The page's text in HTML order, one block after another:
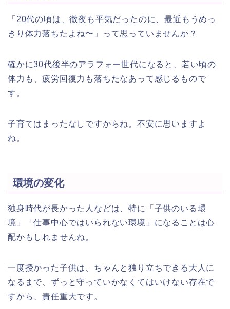
「20代の頃は、徹夜も平気だったのに、最近もうめっ
きり体力落ちたよね〜」って思っていませんか？
確かに30代後半のアラフォー世代になると、若い頃の
体力も、疲労回復力も落ちたなあって感じるもので
す。
子育てはまったなしですからね。不安に思いますよ
ね。
環境の変化
独身時代が長かった人などは、特に「子供のいる環
境」「仕事中心ではいられない環境」になることは心
配かもしれませんね。
一度授かった子供は、ちゃんと独り立ちできる大人に
なるまで、ずっと守っていかなくてはいけない存在で
すから、責任重大です。